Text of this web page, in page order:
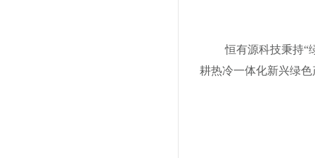
恒有源科技秉持“
耕热冷一体化新兴绿色